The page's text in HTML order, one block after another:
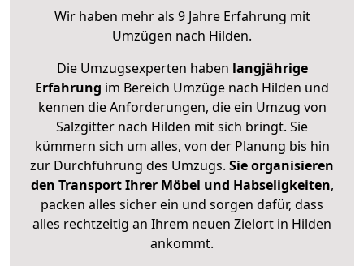
Wir haben mehr als 9 Jahre Erfahrung mit
Umzügen nach Hilden.
Die Umzugsexperten haben langjährige
Erfahrung im Bereich Umzüge nach Hilden und
kennen die Anforderungen, die ein Umzug von
Salzgitter nach Hilden mit sich bringt. Sie
kümmern sich um alles, von der Planung bis hin
zur Durchführung des Umzugs. Sie organisieren
den Transport Ihrer Möbel und Habseligkeiten,
packen alles sicher ein und sorgen dafür, dass
alles rechtzeitig an Ihrem neuen Zielort in Hilden
ankommt.